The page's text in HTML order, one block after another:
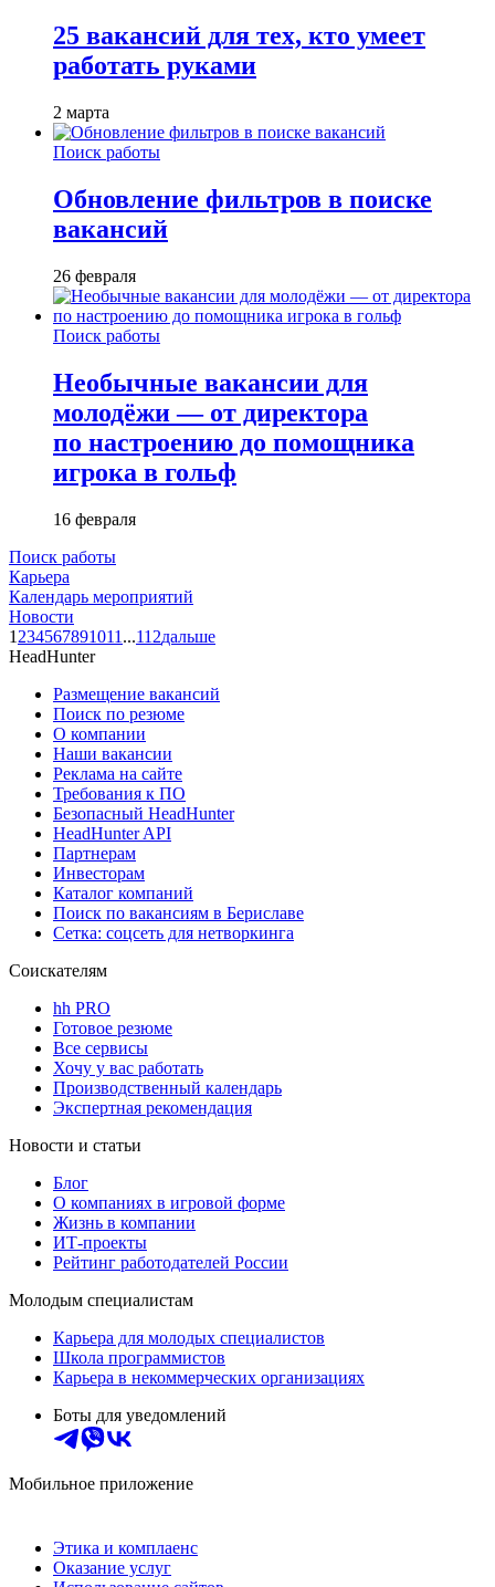
25 вакансий для тех, кто умеет
работать руками
2 марта
Поиск работы
Обновление фильтров в поиске
вакансий
26 февраля
Поиск работы
Необычные вакансии для
молодёжи — от директора
по настроению до помощника
игрока в гольф
16 февраля
Поиск работы
Карьера
Календарь мероприятий
Новости
1 234567891011 ...112дальше
HeadHunter
Размещение вакансий
Поиск по резюме
О компании
Наши вакансии
Реклама на сайте
Требования к ПО
Безопасный HeadHunter
HeadHunter API
Партнерам
Инвесторам
Каталог компаний
Поиск по вакансиям в Бериславе
Сетка: соцсеть для нетворкинга
Соискателям
hh PRO
Готовое резюме
Все сервисы
Хочу у вас работать
Производственный календарь
Экспертная рекомендация
Новости и статьи
Блог
О компаниях в игровой форме
Жизнь в компании
ИТ-проекты
Рейтинг работодателей России
Молодым специалистам
Карьера для молодых специалистов
Школа программистов
Карьера в некоммерческих организациях
Боты для уведомлений
Мобильное приложение
Этика и комплаенс
Оказание услуг